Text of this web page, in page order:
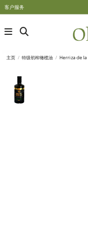
客户服务
主页 特级初榨橄榄油 Herriza de la